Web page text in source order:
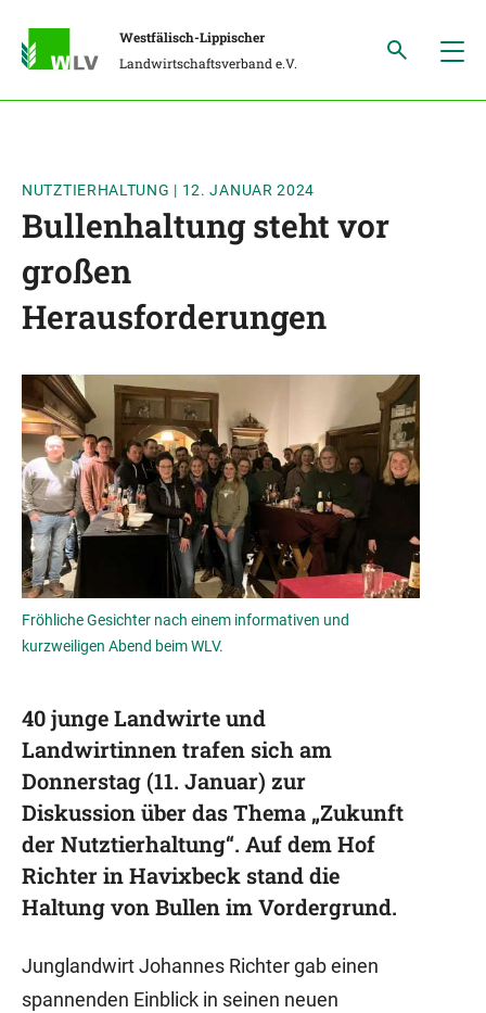
Westfälisch-Lippischer
Landwirtschaftsverband e.V.
NUTZTIERHALTUNG | 12. JANUAR 2024
Bullenhaltung steht vor
großen
Herausforderungen
Fröhliche Gesichter nach einem informativen und
kurzweiligen Abend beim WLV.
40 junge Landwirte und
Landwirtinnen trafen sich am
Donnerstag (11. Januar) zur
Diskussion über das Thema „Zukunft
der Nutztierhaltung“. Auf dem Hof
Richter in Havixbeck stand die
Haltung von Bullen im Vordergrund.
Junglandwirt Johannes Richter gab einen
spannenden Einblick in seinen neuen